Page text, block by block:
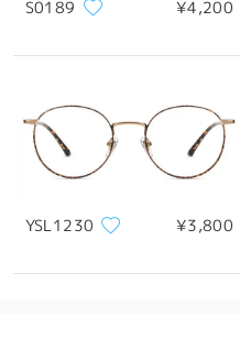
S0189 ¥4,200
YSL1230 ¥3,800